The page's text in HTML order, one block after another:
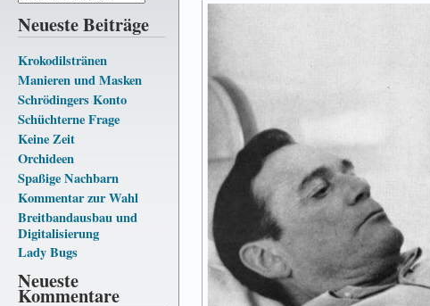
Neueste Beiträge
Krokodilstränen
Manieren und Masken
Schrödingers Konto
Schüchterne Frage
Keine Zeit
Orchideen
Spaßige Nachbarn
Kommentar zur Wahl
Breitbandausbau und
Digitalisierung
Lady Bugs
Neueste
Kommentare